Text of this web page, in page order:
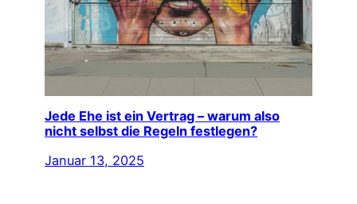
Jede Ehe ist ein Vertrag – warum also
nicht selbst die Regeln festlegen?
Januar 13, 2025